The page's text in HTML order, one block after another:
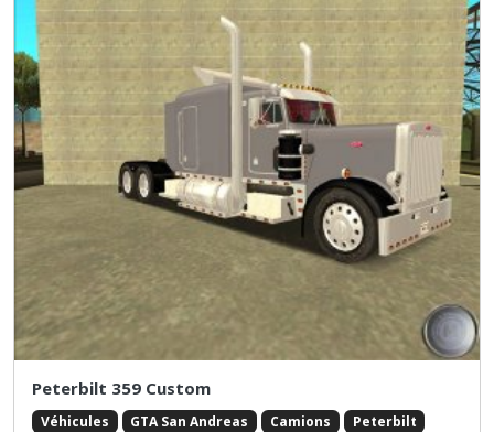
Peterbilt 359 Custom
Véhicules GTA San Andreas Camions
Peterbilt